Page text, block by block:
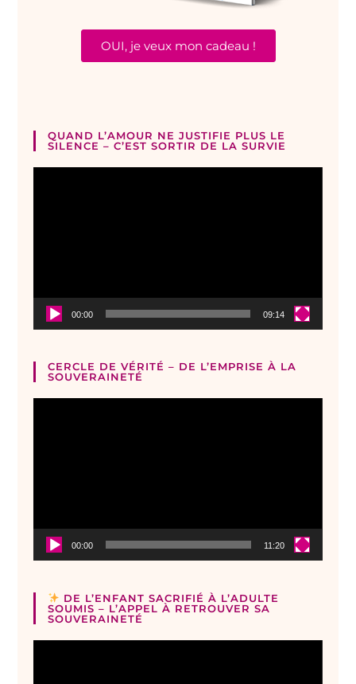
OUI, je veux mon cadeau !
QUAND L’AMOUR NE JUSTIFIE PLUS LE
SILENCE – C’EST SORTIR DE LA SURVIE
00:00 09:14
CERCLE DE VÉRITÉ – DE L’EMPRISE À LA
SOUVERAINETÉ
00:00 11:20
DE L’ENFANT SACRIFIÉ À L’ADULTE
SOUMIS – L’APPEL À RETROUVER SA
SOUVERAINETÉ